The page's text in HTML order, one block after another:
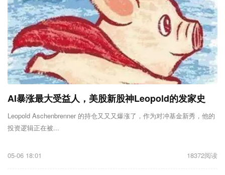
AI暴涨最大受益人，美股新股神Leopold的发家史
Leopold Aschenbrenner 的持仓又又又爆涨了，作为对冲基金新秀，他的
投资逻辑正在被...
05-06 18:01 18372阅读